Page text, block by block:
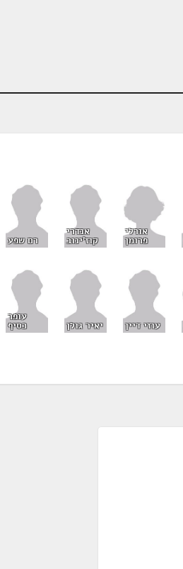
אורלי
פרומן
אנדרי
קוז'ינוב רם שפע
עוזי דיין יאיר גולן
עופר
כסיף